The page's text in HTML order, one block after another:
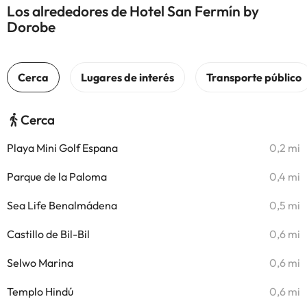
Los alrededores de Hotel San Fermín by
Dorobe
Cerca
Playa Mini Golf Espana 0,2 mi
Parque de la Paloma 0,4 mi
Sea Life Benalmádena 0,5 mi
Castillo de Bil-Bil 0,6 mi
Selwo Marina 0,6 mi
Templo Hindú 0,6 mi